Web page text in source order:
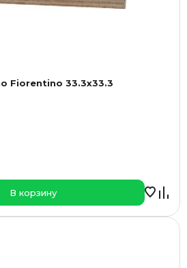
Fiorentino 33.3x33.3
В корзину